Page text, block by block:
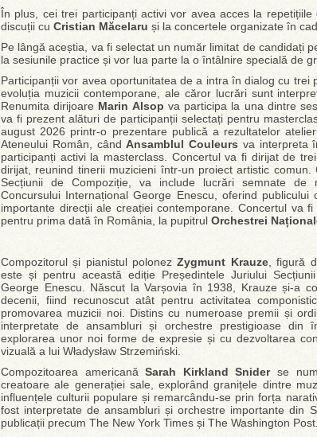
În plus, cei trei participanți activi vor avea acces la
discuții cu Cristian Măcelaru și la concertele organizate în
Pe lângă aceștia, va fi selectat un număr limitat de candidați
la sesiunile practice și vor lua parte la o întâlnire specială de
Participanții vor avea oportunitatea de a intra în dialog cu trei
evoluția muzicii contemporane, ale căror lucrări sunt
Renumita dirijoare Marin Alsop va participa la una dintre
va fi prezent alături de participanții selectați pentru
august 2026 printr-o prezentare publică a rezultatelor
Ateneului Român, cândAnsamblul Couleurs va interpreta
participanți activi la masterclass. Concertul va fi dirijat de
dirijat, reunind tinerii muzicieni într-un proiect artistic
Secțiunii de Compoziție, va include lucrări semnate de
Concursului Internațional George Enescu, oferind
importante direcții ale creației contemporane. Concertul va
pentru prima dată în România, la pupitrul Orchestrei
Compozitorul și pianistul polonezZygmunt Krauze, figură
este și pentru această ediție Președintele Juriului
George Enescu. Născut la Varșovia în 1938, Krauze și-a
decenii, fiind recunoscut atât pentru activitatea
promovarea muzicii noi. Distins cu numeroase premii și
interpretate de ansambluri și orchestre prestigioase din
explorarea unor noi forme de expresie și cu dezvoltarea
vizuală a lui Władysław Strzemiński.
Compozitoarea americanăSarah Kirkland Sniderse
creatoare ale generației sale, explorând granițele dintre
influențele culturii populare și remarcându-se prin forța
fost interpretate de ansambluri și orchestre importante din
publicații precum The New York Times și The Washington Post.